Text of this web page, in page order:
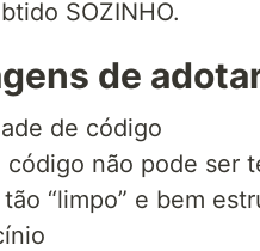
SOZINHO.
de
de código
código não pode ser
“limpo” e bem